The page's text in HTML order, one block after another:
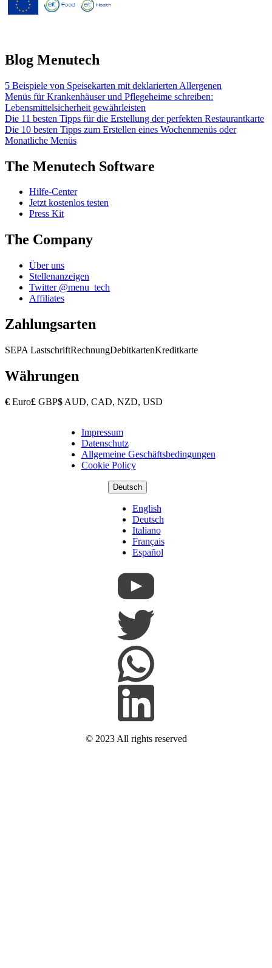
Blog Menutech
5 Beispiele von Speisekarten mit deklarierten Allergenen
Menüs für Krankenhäuser und Pflegeheime schreiben:
Lebensmittelsicherheit gewährleisten
Die 11 besten Tipps für die Erstellung der perfekten Restaurantkarte
Die 10 besten Tipps zum Erstellen eines Wochenmenüs oder
Monatliche Menüs
The Menutech Software
Hilfe-Center
Jetzt kostenlos testen
Press Kit
The Company
Über uns
Stellenanzeigen
Twitter @menu_tech
Affiliates
Zahlungsarten
SEPA LastschriftRechnungDebitkartenKreditkarte
Währungen
€ Euro£ GBP$ AUD, CAD, NZD, USD
Copyright
Footer
Impressum
Datenschutz
Allgemeine Geschäftsbedingungen
Cookie Policy
Deutsch
English
Deutsch
Italiano
Français
Español
© 2023 All rights reserved